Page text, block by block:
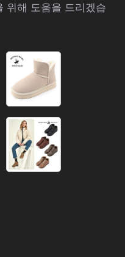
위해 도움을 드리겠습